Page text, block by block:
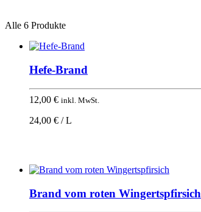
Alle 6 Produkte
Hefe-Brand
12,00 € inkl. MwSt.
24,00 € / L
Brand vom roten Wingertspfirsich